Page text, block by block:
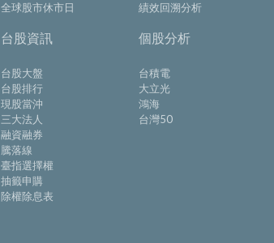
全球股市休市日
台股資訊
台股大盤
台股排行
現股當沖
三大法人
融資融券
騰落線
臺指選擇權
抽籤申購
除權除息表
績效回溯分析
個股分析
台積電
大立光
鴻海
台灣50